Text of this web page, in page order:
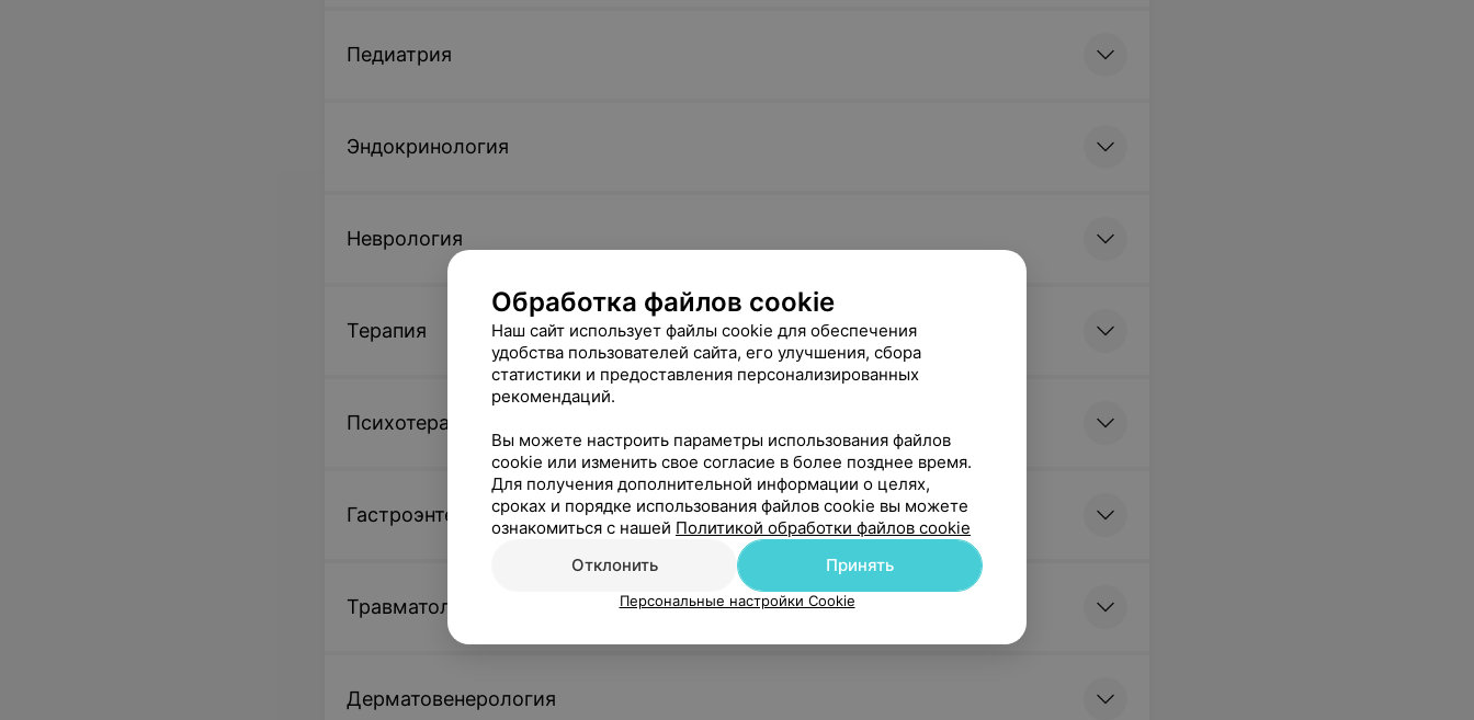
Педиатрия
Эндокринология
Неврология
Терапия
Психотерапия
Гастроэнтерология
Травматология
Дерматовенерология
Обработка файлов cookie
Наш сайт использует файлы cookie для обеспечения
удобства пользователей сайта, его улучшения, сбора
статистики и предоставления персонализированных
рекомендаций.
Вы можете настроить параметры использования файлов
cookie или изменить свое согласие в более позднее время.
Для получения дополнительной информации о целях,
сроках и порядке использования файлов cookie вы можете
ознакомиться с нашей Политикой обработки файлов cookie
Отклонить
Принять
Персональные настройки Cookie